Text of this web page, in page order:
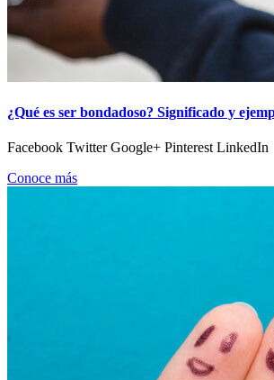
¿Qué es ser bondadoso? Significado y
Facebook Twitter Google+ Pinterest LinkedIn
Conoce más